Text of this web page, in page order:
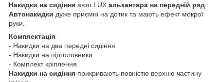
Накидки на сидіння авто LUX алькантара на передній ряд
Автонакидки дуже приємні на дотик та мають ефект мокрої
руки.
Комплектація
- Накидки на два передні сидіння
- Накидки на підголовники
- Комплект кріплення.
Накидки на сидіння прикривають повністю верхню частину